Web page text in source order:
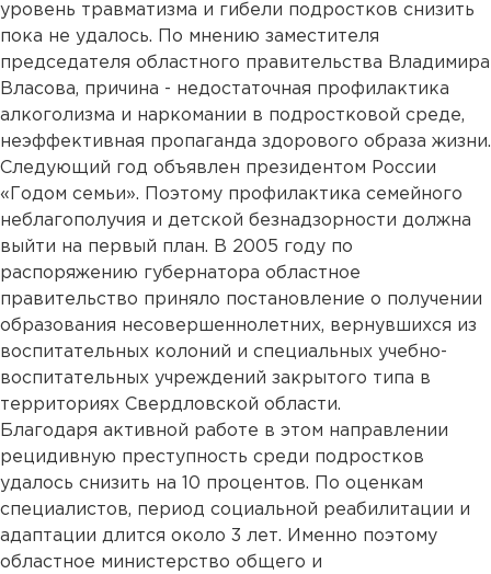
уровень травматизма и гибели подростков снизить
пока не удалось. По мнению заместителя
председателя областного правительства Владимира
Власова, причина - недостаточная профилактика
алкоголизма и наркомании в подростковой среде,
неэффективная пропаганда здорового образа жизни.
Следующий год объявлен президентом России
«Годом семьи». Поэтому профилактика семейного
неблагополучия и детской безнадзорности должна
выйти на первый план. В 2005 году по
распоряжению губернатора областное
правительство приняло постановление о получении
образования несовершеннолетних, вернувшихся из
воспитательных колоний и специальных учебно-
воспитательных учреждений закрытого типа в
территориях Свердловской области.
Благодаря активной работе в этом направлении
рецидивную преступность среди подростков
удалось снизить на 10 процентов. По оценкам
специалистов, период социальной реабилитации и
адаптации длится около 3 лет. Именно поэтому
областное министерство общего и